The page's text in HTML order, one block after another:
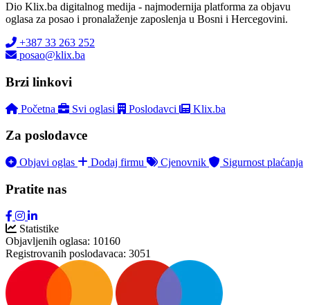
Dio Klix.ba digitalnog medija - najmodernija platforma za objavu
oglasa za posao i pronalaženje zaposlenja u Bosni i Hercegovini.
+387 33 263 252
posao@klix.ba
Brzi linkovi
Početna Svi oglasi Poslodavci Klix.ba
Za poslodavce
Objavi oglas Dodaj firmu Cjenovnik Sigurnost plaćanja
Pratite nas
Statistike
Objavljenih oglasa: 10160
Registrovanih poslodavaca: 3051